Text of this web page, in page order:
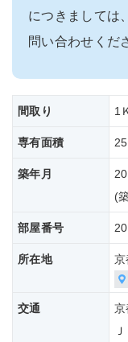
につきましては、
問い合わせくだ
間取り 1Ｋ
専有面積
築年月
(
部屋番号
所在地 京
交通